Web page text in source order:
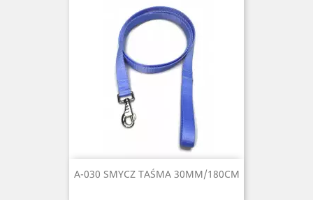
A-030 SMYCZ TAŚMA 30MM/180CM